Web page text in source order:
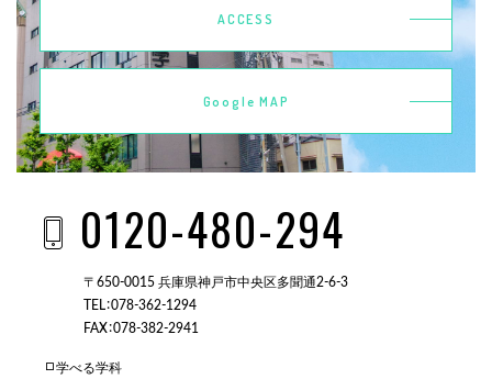
ACCESS
Google MAP
0120-480-294
〒650-0015 兵庫県神戸市中央区多聞通2-6-3
TEL：078-362-1294
FAX：078-382-2941
学べる学科